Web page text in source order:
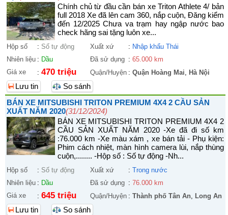
Chính chủ từ đầu cần bán xe Triton Athlete 4/ bản
full 2018 Xe đã lên cam 360, nắp cuộn, Đăng kiểm
đến 12/2025 Chưa va trạm hay ngập nước bao
check hãng sai tặng luôn xe...
Hộp số : Số tự động Xuất xứ : Nhập khẩu Thái
Nhiên liệu : Dầu Đã sử dụng : 65.000 km
Giá xe
: 470 triệu Quận/Huyện : Quận Hoàng Mai, Hà Nội
Lưu tin
So sánh
BÁN XE MITSUBISHI TRITON PREMIUM 4X4 2 CẦU SẢN
XUẤT NĂM 2020(31/12/2024)
BÁN XE MITSUBISHI TRITON PREMIUM 4X4 2
CẦU SẢN XUẤT NĂM 2020 -Xe đã đi số km
:76.000 km -Xe màu xám , xe bán tải - Phụ kiện:
Phim cách nhiệt, màn hình camera lùi, nắp thùng
cuộn,........ -Hộp số : Số tự động -Nh...
Hộp số : Số tự động Xuất xứ : Trong nước
Nhiên liệu : Dầu Đã sử dụng : 76.000 km
Giá xe
: 645 triệu Quận/Huyện : Thành phố Tân An, Long An
Lưu tin So sánh